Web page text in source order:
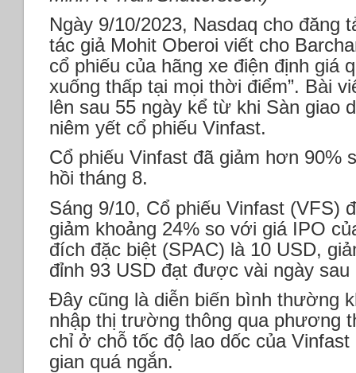
Ngày 9/10/2023, Nasdaq cho đăng
tác giả Mohit Oberoi viết cho
cổ phiếu của hãng xe điện định giá
xuống thấp tại mọi thời điểm”. Bài
lên sau 55 ngày kể từ khi Sàn giao
niêm yết cổ phiếu Vinfast.
Cổ phiếu Vinfast đã giảm hơn 90%
hồi tháng 8.
Sáng 9/10, Cổ phiếu Vinfast (VFS)
giảm khoảng 24% so với giá IPO
đích đặc biệt (SPAC) là 10 USD,
đỉnh 93 USD đạt được vài ngày sau
Đây cũng là diễn biến bình thường
nhập thị trường thông qua phương
chỉ ở chỗ tốc độ lao dốc của
gian quá ngắn.